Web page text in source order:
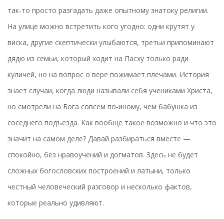
так-то просто разгадать даже опытному знатоку религии.
На улице можно встретить кого угодно: одни крутят у
виска, другие скептически улыбаются, третьи припоминают
дядю из семьи, который ходит на Пасху только ради
куличей, но на вопрос о вере пожимает плечами. История
знает случаи, когда люди называли себя учениками Христа,
но смотрели на Бога совсем по-иному, чем бабушка из
соседнего подъезда. Как вообще такое возможно и что это
значит на самом деле? Давай разбираться вместе —
спокойно, без нравоучений и догматов. Здесь не будет
сложных богословских построений и латыни, только
честный человеческий разговор и несколько фактов,
которые реально удивляют.